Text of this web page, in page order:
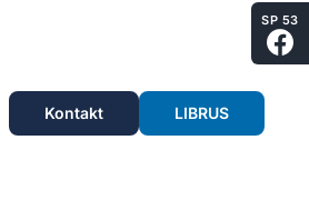
Kontakt LIBRUS
SP 53